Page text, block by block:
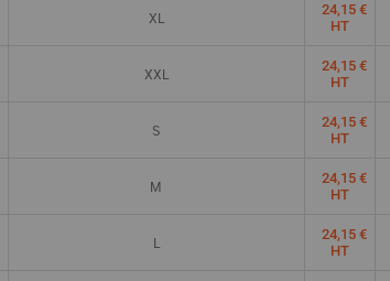
XL
24,15 €
HT
XXL
24,15 €
HT
S
24,15 €
HT
M
24,15 €
HT
L
24,15 €
HT